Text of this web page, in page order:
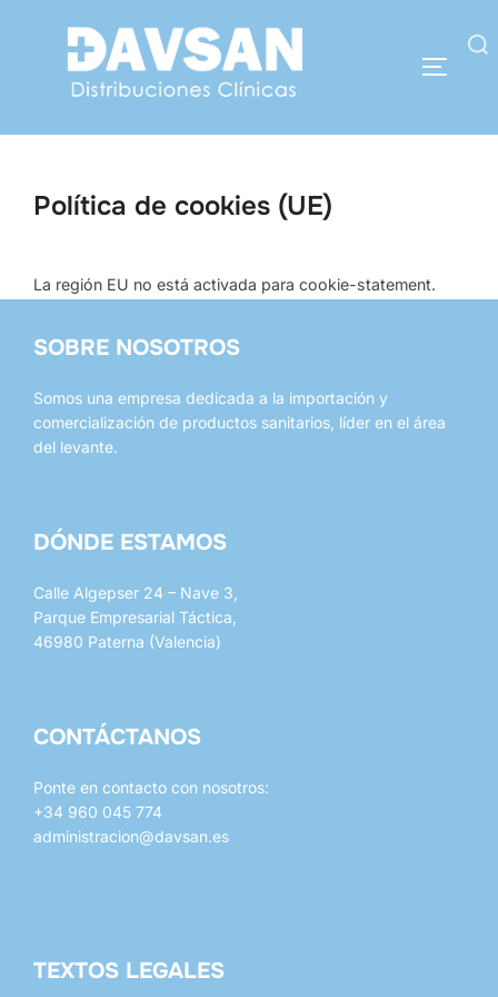
Buscar:
Política de cookies (UE)
La región EU no está activada para cookie-statement.
SOBRE NOSOTROS
Somos una empresa dedicada a la importación y
comercialización de productos sanitarios, líder en el área
del levante.
DÓNDE ESTAMOS
Calle Algepser 24 – Nave 3,
Parque Empresarial Táctica,
46980 Paterna (Valencia)
CONTÁCTANOS
Ponte en contacto con nosotros:
+34 960 045 774
administracion@davsan.es
TEXTOS LEGALES